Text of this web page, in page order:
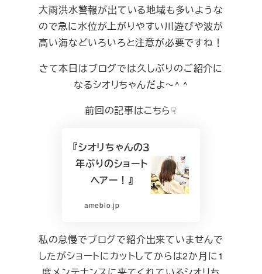
大雨洪水警報が出ている地域も多いような
ので急に水位が上がりやすい川遊びや波が
高い海などいろいろと注意が必要ですね！
さて本日はブログでは久しぶりのご紹介に
なるシオリちゃんだよ～^ ^
前回の記事はこちら☟
『シオリちゃんの３
年ぶりのショート
ヘアー！』
ameblo.jp
私の怠慢でブログで紹介出来ていませんで
したがショートにカットしてからは2か月に1